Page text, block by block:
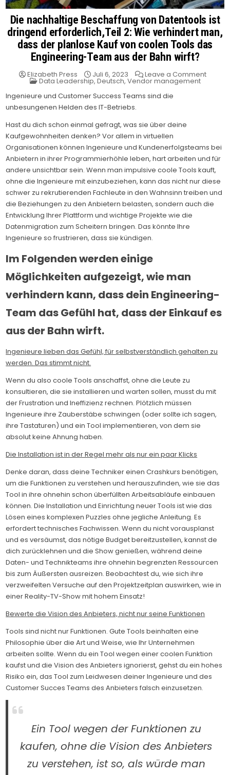
Die nachhaltige Beschaffung von Datentools ist
dringend erforderlich,Teil 2: Wie verhindert man,
dass der planlose Kauf von coolen Tools das
Engineering-Team aus der Bahn wirft?
Elizabeth Press Juli 6, 2023 Leave a Commenton
man,
dass
der
Kauf
coolen
Tools
das
Posted
Data Leadership, Deutsch, Vendor management
Ingenieure und Customer Success Teams sind die
unbesungenen Helden des IT-Betriebs.
Hast du dich schon einmal gefragt, was sie über deine
Kaufgewohnheiten denken? Vor allem in virtuellen
Organisationen können Ingenieure und Kundenerfolgsteams bei
Anbietern in ihrer Programmierhöhle leben, hart arbeiten und für
andere unsichtbar sein. Wenn man impulsive coole Tools kauft,
ohne die Ingenieure mit einzubeziehen, kann das nicht nur diese
schwer zu rekrutierenden Fachleute in den Wahnsinn treiben und
die Beziehungen zu den Anbietern belasten, sondern auch die
Entwicklung Ihrer Plattform und wichtige Projekte wie die
Datenmigration zum Scheitern bringen. Das könnte Ihre
Ingenieure so frustrieren, dass sie kündigen.
Im Folgenden werden einige
Möglichkeiten aufgezeigt, wie man
verhindern kann, dass dein Engineering-
Team das Gefühl hat, dass der Einkauf es
aus der Bahn wirft.
Ingenieure lieben das Gefühl, für selbstverständlich gehalten zu
werden. Das stimmt nicht.
Wenn du also coole Tools anschaffst, ohne die Leute zu
konsultieren, die sie installieren und warten sollen, musst du mit
der Frustration und Ineffizienz rechnen. Plötzlich müssen
Ingenieure ihre Zauberstäbe schwingen (oder sollte ich sagen,
ihre Tastaturen) und ein Tool implementieren, von dem sie
absolut keine Ahnung haben.
Die Installation ist in der Regel mehr als nur ein paar Klicks
Denke daran, dass deine Techniker einen Crashkurs benötigen,
um die Funktionen zu verstehen und herauszufinden, wie sie das
Tool in ihre ohnehin schon überfüllten Arbeitsabläufe einbauen
können. Die Installation und Einrichtung neuer Tools ist wie das
Lösen eines komplexen Puzzles ohne jegliche Anleitung. Es
erfordert technisches Fachwissen. Wenn du nicht vorausplanst
und es versäumst, das nötige Budget bereitzustellen, kannst de
dich zurücklehnen und die Show genießen, während deine
Daten- und Technikteams ihre ohnehin begrenzten Ressourcen
bis zum Äußersten ausreizen. Beobachtest du, wie sich ihre
verzweifelten Versuche auf den Projektzeitplan auswirken, wie in
einer Reality-TV-Show mit hohem Einsatz!
Bewerte die Vision des Anbieters, nicht nur seine Funktionen
Tools sind nicht nur Funktionen. Gute Tools beinhalten eine
Philosophie über die Art und Weise, wie Ihr Unternehmen
arbeiten sollte. Wenn du ein Tool wegen einer coolen Funktion
kaufst und die Vision des Anbieters ignorierst, gehst du ein hohes
Risiko ein, das Tool zum Leidwesen deiner Ingenieure und des
Customer Succes Teams des Anbieters falsch einzusetzen.
Ein Tool wegen der Funktionen zu
kaufen, ohne die Vision des Anbieters
zu verstehen, ist so, als würde man